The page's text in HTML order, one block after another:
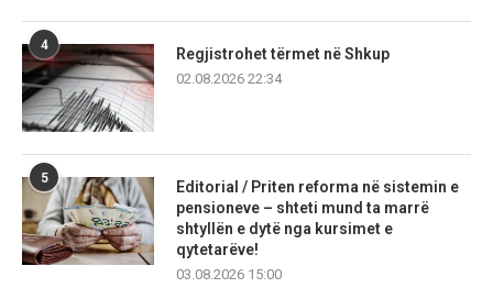
4
Regjistrohet tërmet në Shkup
02.08.2026 22:34
5
Editorial / Priten reforma në sistemin e
pensioneve – shteti mund ta marrë
shtyllën e dytë nga kursimet e
qytetarëve!
03.08.2026 15:00